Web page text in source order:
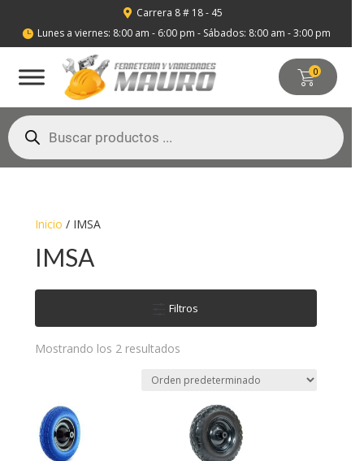
 Carrera 8 # 18 - 45
 Lunes a viernes: 8:00 am - 6:00 pm - Sábados: 8:00 am - 3:00 pm
0
Búsqueda
de
productos
Inicio / IMSA
IMSA
Filtros
Mostrando los 2 resultados